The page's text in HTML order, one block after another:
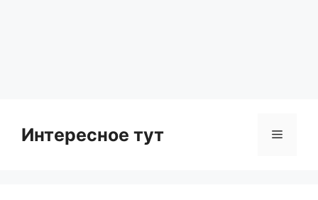
Интересное тут Menu